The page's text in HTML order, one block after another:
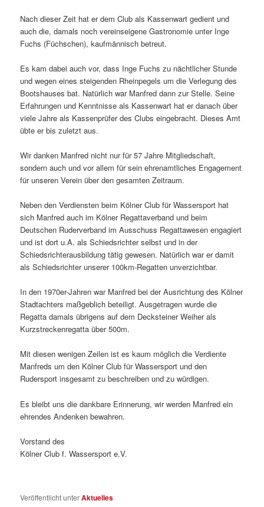
Nach dieser Zeit hat er dem Club als Kassenwart gedient und
auch die, damals noch vereinseigene Gastronomie unter Inge
Fuchs (Füchschen), kaufmännisch betreut.
Es kam dabei auch vor, dass Inge Fuchs zu nächtlicher Stunde
und wegen eines steigenden Rheinpegels um die Verlegung des
Bootshauses bat. Natürlich war Manfred dann zur Stelle. Seine
Erfahrungen und Kenntnisse als Kassenwart hat er danach über
viele Jahre als Kassenprüfer des Clubs eingebracht. Dieses Amt
übte er bis zuletzt aus.
Wir danken Manfred nicht nur für 57 Jahre Mitgliedschaft,
sondern auch und vor allem für sein ehrenamtliches Engagement
für unseren Verein über den gesamten Zeitraum.
Neben den Verdiensten beim Kölner Club für Wassersport hat
sich Manfred auch im Kölner Regattaverband und beim
Deutschen Ruderverband im Ausschuss Regattawesen engagiert
und ist dort u.A. als Schiedsrichter selbst und in der
Schiedsrichterausbildung tätig gewesen. Natürlich war er damit
als Schiedsrichter unserer 100km-Regatten unverzichtbar.
In den 1970er-Jahren war Manfred bei der Ausrichtung des Kölner
Stadtachters maßgeblich beteiligt. Ausgetragen wurde die
Regatta damals übrigens auf dem Decksteiner Weiher als
Kurzstreckenregatta über 500m.
Mit diesen wenigen Zeilen ist es kaum möglich die Verdiente
Manfreds um den Kölner Club für Wassersport und den
Rudersport insgesamt zu beschreiben und zu würdigen.
Es bleibt uns die dankbare Erinnerung, wir werden Manfred ein
ehrendes Andenken bewahren.
Vorstand des
Kölner Club f. Wassersport e.V.
Veröffentlicht unterAktuelles